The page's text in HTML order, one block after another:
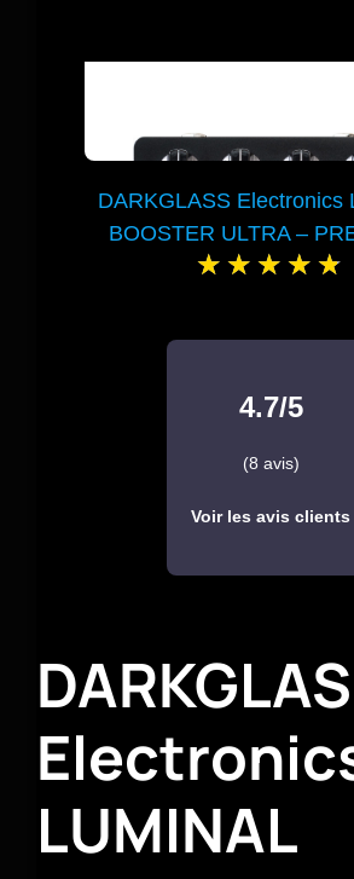
DARKGLASS Electronics
BOOSTER ULTRA –
4.7/5
(8 avis)
Voir les avis clients
LUMINAL